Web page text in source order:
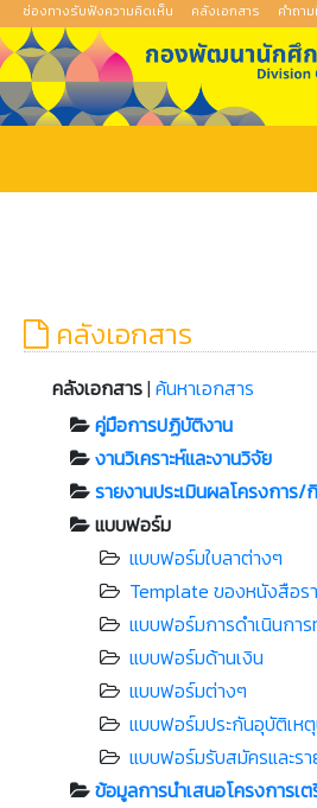
ช่องทางรับฟังความคิดเห็น คลังเอกสาร คำถา
คลังเอกสาร
คลังเอกสาร| ค้นหาเอกสาร
คู่มือการปฏิบัติงาน
งานวิเคราะห์และงานวิจัย
รายงานประเมินผลโครงการ/
แบบฟอร์ม
แบบฟอร์มใบลาต่างๆ
Template ของหนังสือร
แบบฟอร์มการดำเนินกา
แบบฟอร์มด้านเงิน
แบบฟอร์มต่างๆ
แบบฟอร์มประกันอุบัติเห
แบบฟอร์มรับสมัครและร
ข้อมูลการนำเสนอโครงการเ